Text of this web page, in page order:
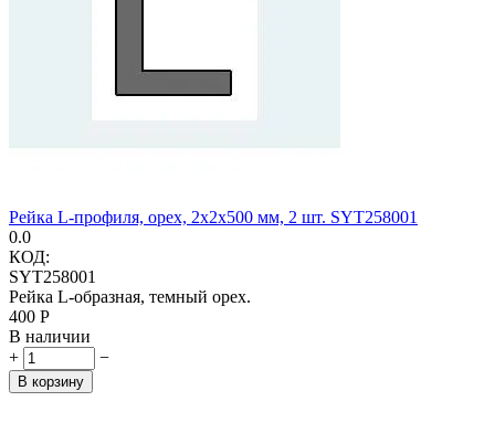
Рейка L-профиля, орех, 2х2х500 мм, 2 шт. SYT258001
0.0
КОД:
SYT258001
Рейка L-образная, темный орех.
‍400‍ Р
В наличии
+
−
В корзину